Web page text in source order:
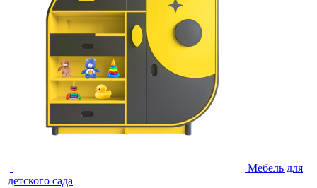
Мебель для
детского сада